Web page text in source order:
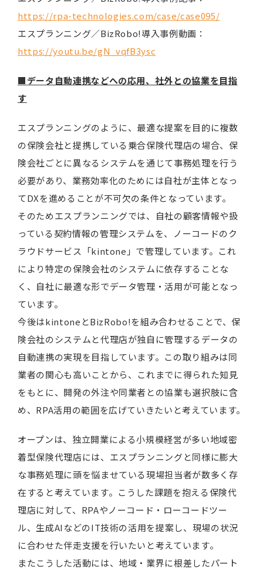
https://rpa-technologies.com/case/case095/
エスプランニング／BizRobo!導入事例動画：
https://youtu.be/gN_vqfB3ysc
■データ自動連携などへの応用、社外との協業を目指
す
エスプランニングのように、最適な提案を目的に複数
の保険会社と提携している乗合保険代理店の場合、保
険会社ごとに異なるシステムを通じて事務処理を行う
必要があり、業務効率化のためには自社が主体となっ
てDXを進めることが不可欠の条件となっています。
そのためエスプランニングでは、自社の顧客情報や扱
っている契約情報の管理システムを、ノーコードのク
ラウドサービス「kintone」で管理しています。これ
により特定の保険会社のシステムに依存することな
く、自社に最適な形でデータ管理・活用が可能となっ
ています。
今後はkintoneとBizRobo!を組み合わせることで、保
険会社のシステムと代理店が独自に管理するデータの
自動連携の実現を目指しています。この取り組みは同
業者の関心も高いことから、これまでに得られた知見
をもとに、開発の外注や同業者との協業も選択肢に含
め、RPA活用の範囲を広げていきたいと考えています。
オープンは、独立開業による小規模経営が多い地域密
着型保険代理店には、エスプランニングと同様に膨大
な事務処理に頭を悩ませている現場担当者が数多く存
在すると考えています。こうした課題を抱える保険代
理店に対して、RPAやノーコード・ローコードツー
ル、生成AIなどのIT技術の活用を提案し、現場の状況
に合わせた伴走支援を行いたいと考えています。
またこうした活動には、地域・業界に根差したパート